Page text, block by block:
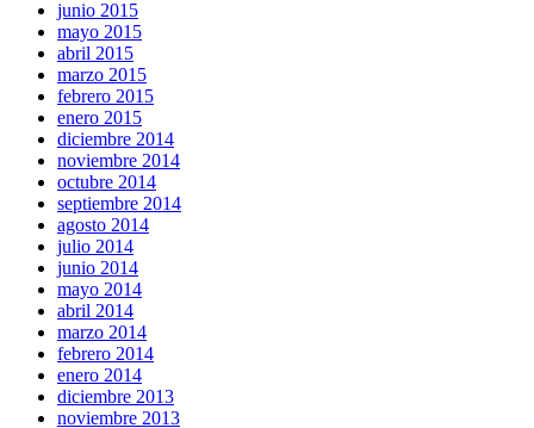
junio 2015
mayo 2015
abril 2015
marzo 2015
febrero 2015
enero 2015
diciembre 2014
noviembre 2014
octubre 2014
septiembre 2014
agosto 2014
julio 2014
junio 2014
mayo 2014
abril 2014
marzo 2014
febrero 2014
enero 2014
diciembre 2013
noviembre 2013